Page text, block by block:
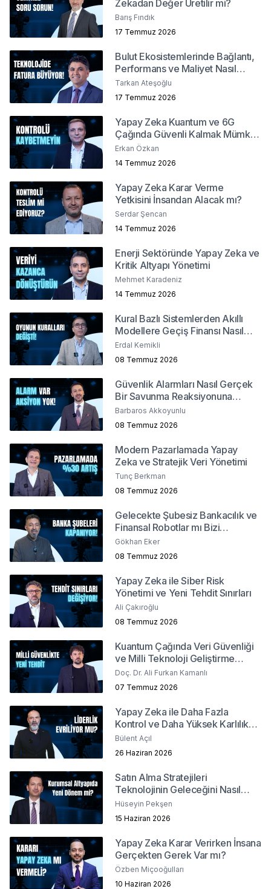
Zekadan Değer Üretilir mi?
Barış Fındık
17 Temmuz 2026
Bulut Ekosistemlerinde Bağlantı,
Performans ve Maliyet Nasıl
Yönetilir?
Tarkan Ateşoğlu
17 Temmuz 2026
Yapay Zeka Kuantum ve 6G
Çağında Güvenli Kalmak Mümkün
mü?
Erkan Özkan
14 Temmuz 2026
Yapay Zeka Karar Verme
Yetkisini İnsandan Alacak mı?
Serdar Şencan
14 Temmuz 2026
Enerji Sektöründe Yapay Zeka ve
Kritik Altyapı Yönetimi
Mehmet Karadeniz
14 Temmuz 2026
Kural Bazlı Sistemlerden Akıllı
Modellere Geçiş Finansı Nasıl
Değiştirdi?
Erdal Kemikli
08 Temmuz 2026
Güvenlik Alarmları Nasıl Gerçek
Bir Savunma Reaksiyonuna
Dönüşür ?
Barbaros Akkoyunlu
08 Temmuz 2026
Modern Pazarlamada Yapay
Zeka ve Stratejik Veri Yönetimi
Tunç Berkman
08 Temmuz 2026
Gelecekte Şubesiz Bankacılık ve
Finansal Robotlar mı Bizi
Bekliyor?
Gökhan Eker
08 Temmuz 2026
Yapay Zeka ile Siber Risk
Yönetimi ve Yeni Tehdit Sınırları
Ali Çakıroğlu
08 Temmuz 2026
Kuantum Çağında Veri Güvenliği
ve Milli Teknoloji Geliştirme
Stratejileri
Doç. Dr. Ali Furkan Kamanlı
07 Temmuz 2026
Yapay Zeka ile Daha Fazla
Kontrol ve Daha Yüksek Karlılık
Mümkün mü?
Bülent Açıl
26 Haziran 2026
Satın Alma Stratejileri
Teknolojinin Geleceğini Nasıl
Şekillendiriyor?
Hüseyin Pekşen
15 Haziran 2026
Yapay Zeka Karar Verirken İnsana
Gerçekten Gerek Var mı?
Özben Miçooğulları
10 Haziran 2026